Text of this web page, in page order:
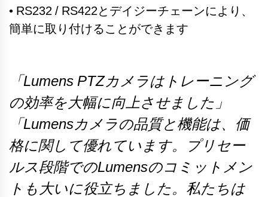
• RS232 / RS422とデイジーチェーンにより、
簡単に取り付けることができます
「Lumens PTZカメラはトレーニング
の効率を大幅に向上させました」
「Lumensカメラの品質と機能は、価
格に関して優れています。プリセー
ルス段階でのLumensのコミットメン
トも大いに役立ちました。私たちは